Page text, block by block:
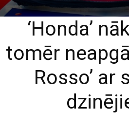
‘Honda’
tomēr
Rosso’ ar